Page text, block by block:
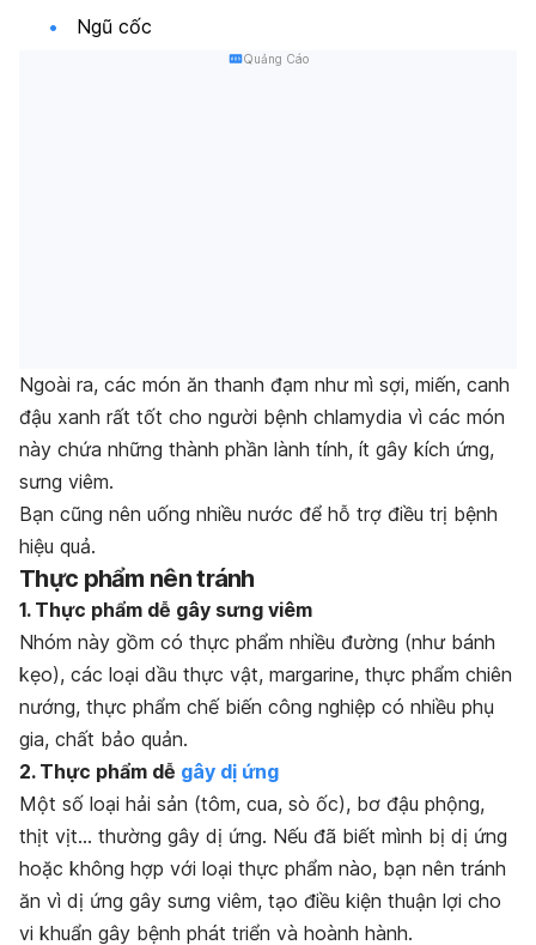
Ngũ cốc
Quảng Cáo
Ngoài ra, các món ăn thanh đạm như mì sợi, miến, canh
đậu xanh rất tốt cho người bệnh chlamydia vì các món
này chứa những thành phần lành tính, ít gây kích ứng,
sưng viêm.
Bạn cũng nên uống nhiều nước để hỗ trợ điều trị bệnh
hiệu quả.
Thực phẩm nên tránh
1. Thực phẩm dễ gây sưng viêm
Nhóm này gồm có thực phẩm nhiều đường (như bánh
kẹo), các loại dầu thực vật, margarine, thực phẩm chiên
nướng, thực phẩm chế biến công nghiệp có nhiều phụ
gia, chất bảo quản.
2. Thực phẩm dễ gây dị ứng
Một số loại hải sản (tôm, cua, sò ốc), bơ đậu phộng,
thịt vịt… thường gây dị ứng. Nếu đã biết mình bị dị ứng
hoặc không hợp với loại thực phẩm nào, bạn nên tránh
ăn vì dị ứng gây sưng viêm, tạo điều kiện thuận lợi cho
vi khuẩn gây bệnh phát triển và hoành hành.